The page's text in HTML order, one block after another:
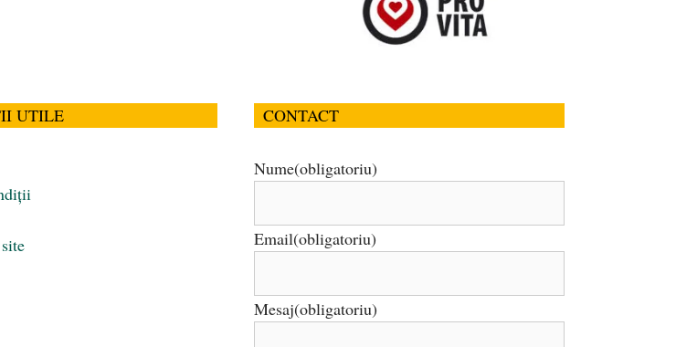
UTILE CONTACT
Nume(obligatoriu)
Email(obligatoriu)
Mesaj(obligatoriu)